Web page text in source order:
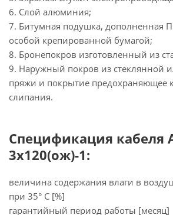
6. Слой алюминия;
7. Битумная подушка, дополненная
особой крепированной бумагой;
8. Бронепокров изготовленный из
9. Наружный покров из стеклянной
пряжи и покрытие предохраняющее
слипания.
Спецификация кабеля
3х120(ож)-1:
величина содержания влаги в
при 35° C [%]
гарантийный период работы [месяц]